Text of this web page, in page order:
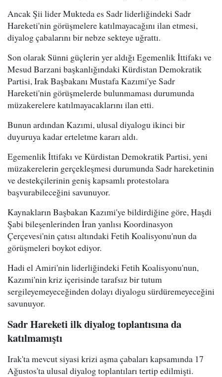
Ancak Şii lider Mukteda es Sadr liderliğindeki Sadr
Hareketi'nin görüşmelere katılmayacağını ilan etmesi,
diyalog çabalarını bir nebze sekteye uğrattı.
Son olarak Sünni güçlerin yer aldığı Egemenlik İttifakı ve
Mesud Barzani başkanlığındaki Kürdistan Demokratik
Partisi, Irak Başbakanı Mustafa Kazımi'ye Sadr
Hareketi'nin görüşmelerde bulunmaması durumunda
müzakerelere katılmayacaklarını ilan etti.
Bunun ardından Kazımi, ulusal diyalogu ikinci bir
duyuruya kadar erteletme kararı aldı.
Egemenlik İttifakı ve Kürdistan Demokratik Partisi, yeni
müzakerelerin gerçekleşmesi durumunda Sadr hareketinin
ve destekçilerinin geniş kapsamlı protestolara
başvurabileceğini savunuyor.
Kaynakların Başbakan Kazımi'ye bildirdiğine göre, Haşdi
Şabi bileşenlerinden İran yanlısı Koordinasyon
Çerçevesi'nin çatısı altındaki Fetih Koalisyonu'nun da
görüşmeleri boykot ediyor.
Hadi el Amiri'nin liderliğindeki Fetih Koalisyonu'nun,
Kazımi'nin kriz içerisinde tarafsız bir tutum
sergileyemeyeceğinden dolayı diyalogu sürdüremeyeceğini
savunuyor.
Sadr Hareketi ilk diyalog toplantısına da
katılmamıştı
Irak'ta mevcut siyasi krizi aşma çabaları kapsamında 17
Ağustos'ta ulusal diyalog toplantıları tertip edilmişti.